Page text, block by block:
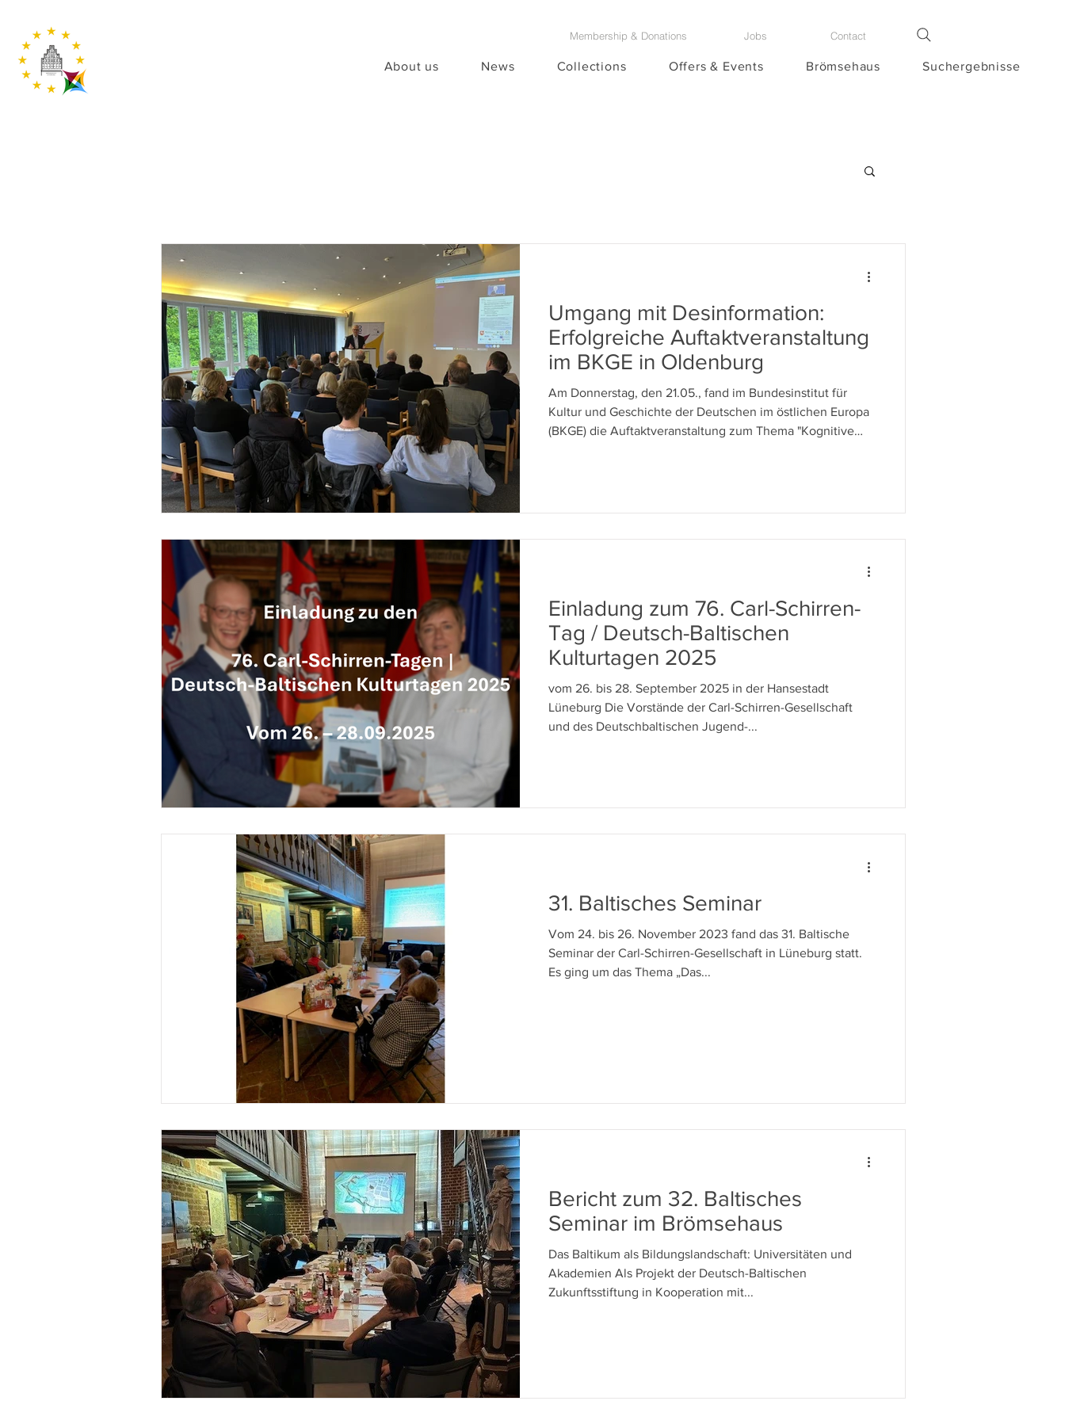
Jobs Contact
About us News Collections Offers & Events Brömsehaus Suchergebnisse
Membership & Donations
Umgang mit Desinformation:
Erfolgreiche Auftaktveranstaltung
im BKGE in Oldenburg
Am Donnerstag, den 21.05., fand im Bundesinstitut für
Kultur und Geschichte der Deutschen im östlichen Europa
(BKGE) die Auftaktveranstaltung zum Thema "Kognitive
Einladung zum 76. Carl-Schirren-
Tag / Deutsch-Baltischen
Kulturtagen 2025
vom 26. bis 28. September 2025 in der Hansestadt
Lüneburg Die Vorstände der Carl-Schirren-Gesellschaft
und des Deutschbaltischen Jugend-...
31. Baltisches Seminar
Vom 24. bis 26. November 2023 fand das 31. Baltische
Seminar der Carl-Schirren-Gesellschaft in Lüneburg statt.
Es ging um das Thema „Das...
Bericht zum 32. Baltisches
Seminar im Brömsehaus
Das Baltikum als Bildungslandschaft: Universitäten und
Akademien Als Projekt der Deutsch-Baltischen
Zukunftsstiftung in Kooperation mit...